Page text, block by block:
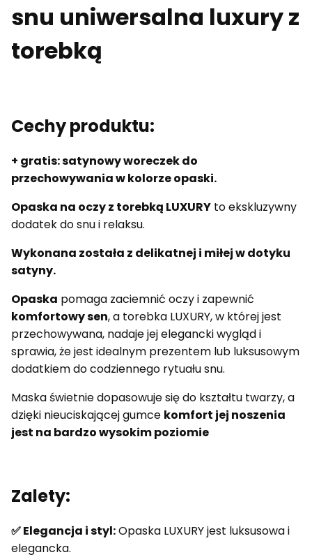
snu uniwersalna luxury z
torebką
Cechy produktu:
+ gratis: satynowy woreczek do
przechowywania w kolorze opaski.
Opaska na oczy z torebką LUXURY to ekskluzywny
dodatek do snu i relaksu.
Wykonana została z delikatnej i miłej w dotyku
satyny.
Opaska pomaga zaciemnić oczy i zapewnić
komfortowy sen, a torebka LUXURY, w której jest
przechowywana, nadaje jej elegancki wygląd i
sprawia, że jest idealnym prezentem lub luksusowym
dodatkiem do codziennego rytuału snu.
Maska świetnie dopasowuje się do kształtu twarzy, a
dzięki nieuciskającej gumce komfort jej noszenia
jest na bardzo wysokim poziomie
Zalety:
✅ Elegancja i styl:Opaska LUXURY jest luksusowa i
elegancka.